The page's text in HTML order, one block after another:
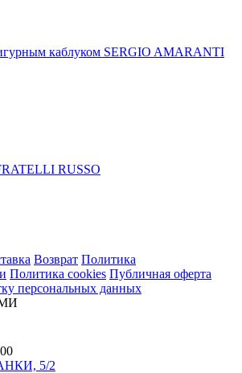
каблуком SERGIO AMARANTI
RUSSO
Возврат Политика
Политика cookies Публичная оферта
персональных данных
5/2